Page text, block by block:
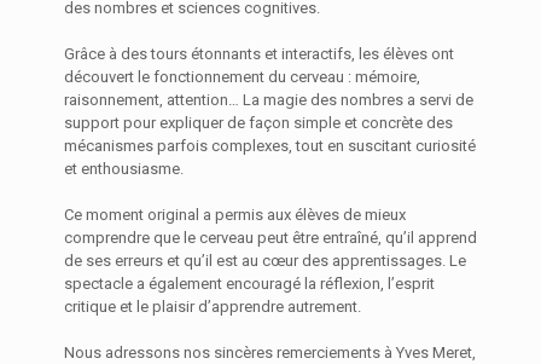
des nombres et sciences cognitives.
Grâce à des tours étonnants et interactifs, les élèves ont
découvert le fonctionnement du cerveau : mémoire,
raisonnement, attention… La magie des nombres a servi de
support pour expliquer de façon simple et concrète des
mécanismes parfois complexes, tout en suscitant curiosité
et enthousiasme.
Ce moment original a permis aux élèves de mieux
comprendre que le cerveau peut être entraîné, qu’il apprend
de ses erreurs et qu’il est au cœur des apprentissages. Le
spectacle a également encouragé la réflexion, l’esprit
critique et le plaisir d’apprendre autrement.
Nous adressons nos sincères remerciements à Yves Meret,